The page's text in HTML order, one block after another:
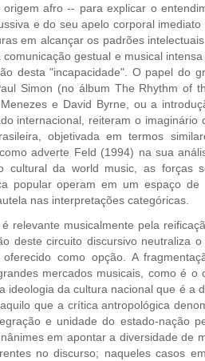
afro -- para explicar o
e do seu apelo corporal
em alcançar os padrões
gestual e musical
desta "incapacidade". O papel do
Simon (no álbum The Rhythm of
e David Byrne, ou a
internacional, reiteram o
objetivada em termos
adverte Feld (1994) na sua
cultural da world music, as forças
popular operam em um espaço
nas interpretações categóricas.
relevante musicalmente pela
deste circuito discursivo neutraliza
como opção. A
mercados musicais, como é
ideologia da cultura nacional que é a
que a crítica antropológica
e unidade do estado-nação
em apontar a diversidade de
no discurso; naqueles casos